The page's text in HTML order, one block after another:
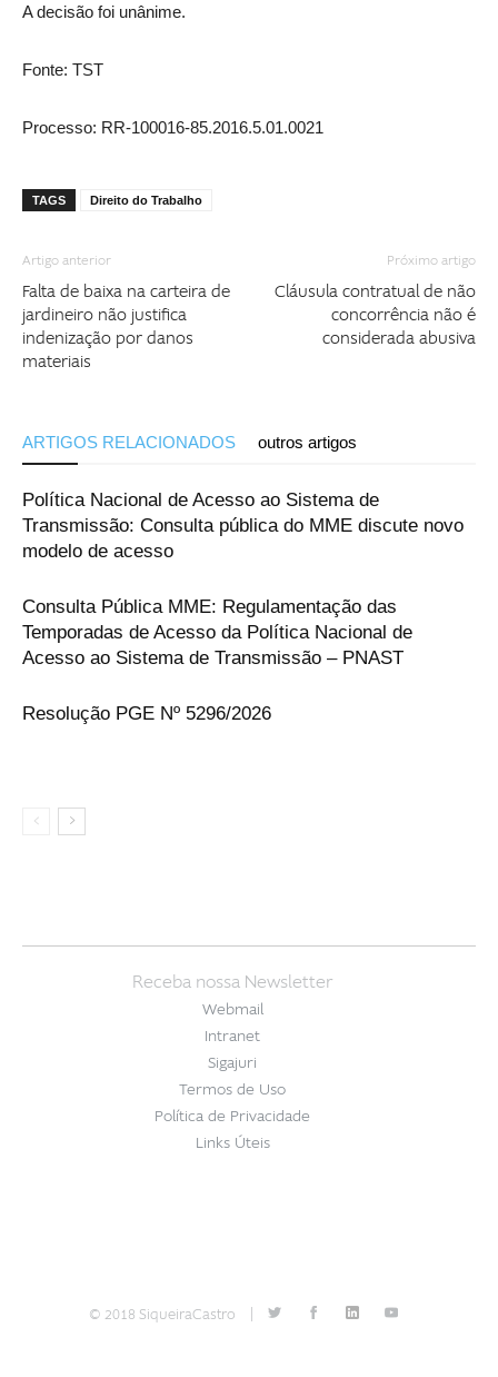
A decisão foi unânime.
Fonte: TST
Processo: RR-100016-85.2016.5.01.0021
TAGS Direito do Trabalho
Artigo anterior
Falta de baixa na carteira de
jardineiro não justifica
indenização por danos
materiais
Próximo artigo
Cláusula contratual de não
concorrência não é
considerada abusiva
ARTIGOS RELACIONADOS outros artigos
Política Nacional de Acesso ao Sistema de
Transmissão: Consulta pública do MME discute novo
modelo de acesso
Consulta Pública MME: Regulamentação das
Temporadas de Acesso da Política Nacional de
Acesso ao Sistema de Transmissão – PNAST
Resolução PGE Nº 5296/2026
Receba nossa Newsletter
Webmail
Intranet
Sigajuri
Termos de Uso
Política de Privacidade
Links Úteis
© 2018 SiqueiraCastro